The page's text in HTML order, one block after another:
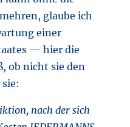
glaube ich
einer
— hier die
ob nicht sie den
nach der sich